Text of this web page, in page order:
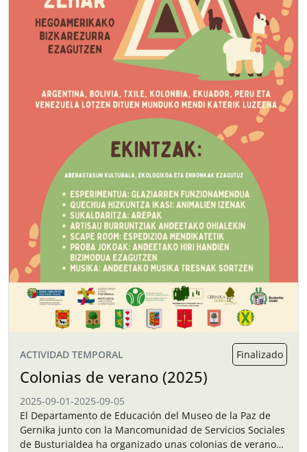
ACTIVIDAD TEMPORAL Finalizado
Colonias de verano (2025)
2025-09-01-2025-09-05
El Departamento de Educación del Museo de la Paz de
Gernika junto con la Mancomunidad de Servicios Sociales
de Busturialdea ha organizado unas colonias de verano